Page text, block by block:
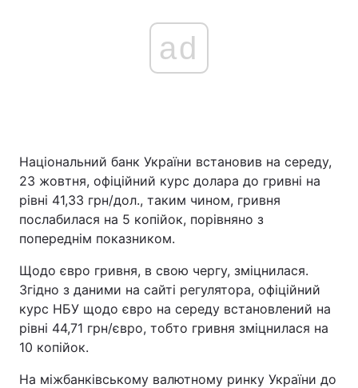
ad
Національний банк України встановив на середу,
23 жовтня, офіційний курс долара до гривні на
рівні 41,33 грн/дол., таким чином, гривня
послабилася на 5 копійок, порівняно з
попереднім показником.
Щодо євро гривня, в свою чергу, зміцнилася.
Згідно з даними на сайті регулятора, офіційний
курс НБУ щодо євро на середу встановлений на
рівні 44,71 грн/євро, тобто гривня зміцнилася на
10 копійок.
На міжбанківському валютному ринку України до